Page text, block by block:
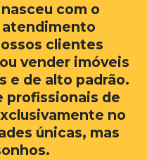
com o
clientes
vender imóveis
e de alto padrão.
profissionais de
no
únicas, mas